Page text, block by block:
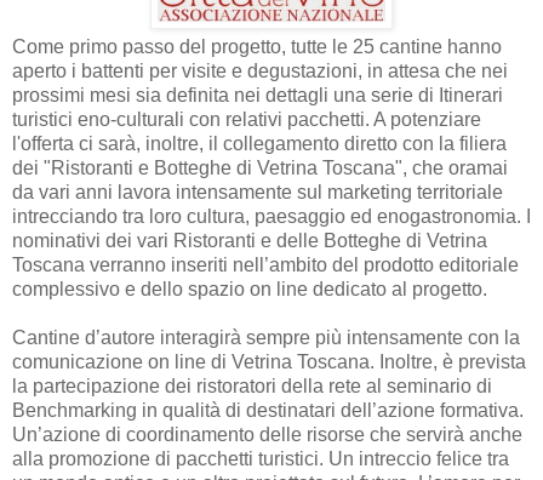
Come primo passo del progetto, tutte le 25 cantine hanno
aperto i battenti per visite e degustazioni, in attesa che nei
prossimi mesi sia definita nei dettagli una serie di Itinerari
turistici eno-culturali con relativi pacchetti. A potenziare
l'offerta ci sarà, inoltre, il collegamento diretto con la filiera
dei "Ristoranti e Botteghe di Vetrina Toscana", che oramai
da vari anni lavora intensamente sul marketing territoriale
intrecciando tra loro cultura, paesaggio ed enogastronomia. I
nominativi dei vari Ristoranti e delle Botteghe di Vetrina
Toscana verranno inseriti nell’ambito del prodotto editoriale
complessivo e dello spazio on line dedicato al progetto.
Cantine d’autore interagirà sempre più intensamente con la
comunicazione on line di Vetrina Toscana. Inoltre, è prevista
la partecipazione dei ristoratori della rete al seminario di
Benchmarking in qualità di destinatari dell’azione formativa.
Un’azione di coordinamento delle risorse che servirà anche
alla promozione di pacchetti turistici. Un intreccio felice tra